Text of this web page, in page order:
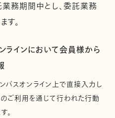
務期間中とし、委託業務
す。
ラインにおいて会員様から
パスオンライン上で直接入力し
ご利用を通じて行われた行動
。